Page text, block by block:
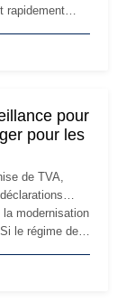
rapidement
Le
pour
pour les
de TVA,
la modernisation
le régime de